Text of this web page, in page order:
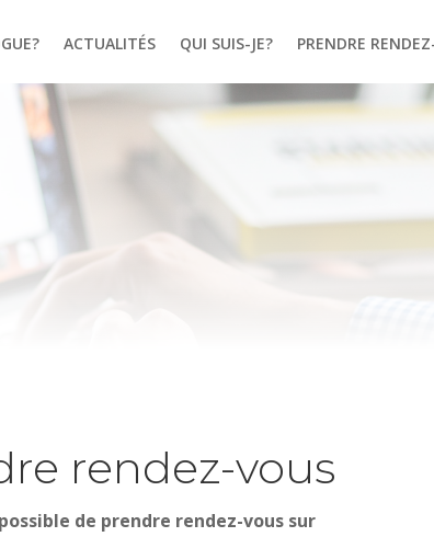
ACTUALITÉS QUI SUIS-JE? PRENDRE
rendez-vous
de prendre rendez-vous sur